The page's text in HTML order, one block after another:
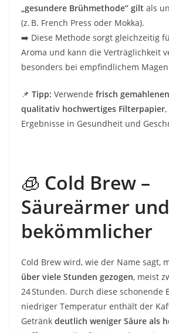
„gesundere Brühmethode“ gilt als
(z. B. French Press oder Mokka).
➡️ Diese Methode sorgt gleichzeitig
Aroma und kann die Verträglichkeit
besonders bei empfindlichem
📌 Tipp: Verwende frisch
qualitativ hochwertiges Filterpapier
Ergebnisse in Gesundheit und
🧊 Cold Brew –
Säureärmer und
bekömmlicher
Cold Brew wird, wie der Name sagt,
über viele Stunden gezogen, meist
24 Stunden. Durch diese schonende
niedriger Temperatur enthält der
Getränk deutlich weniger Säure als